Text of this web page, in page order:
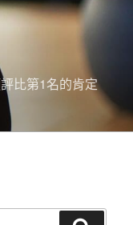
比第1名的肯定